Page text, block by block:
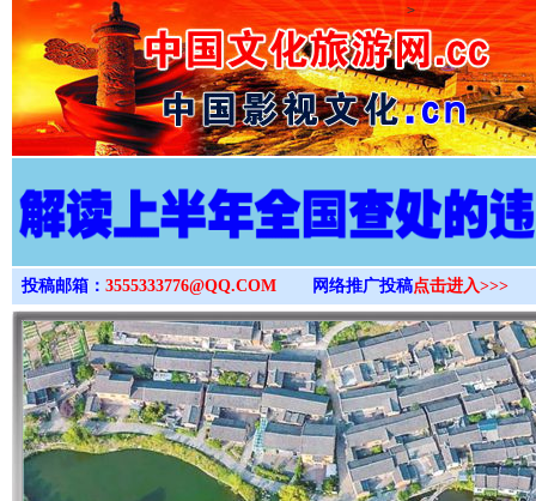
>
投稿邮箱： 3555333776@QQ.COM 网络推广投稿点击进入>>>